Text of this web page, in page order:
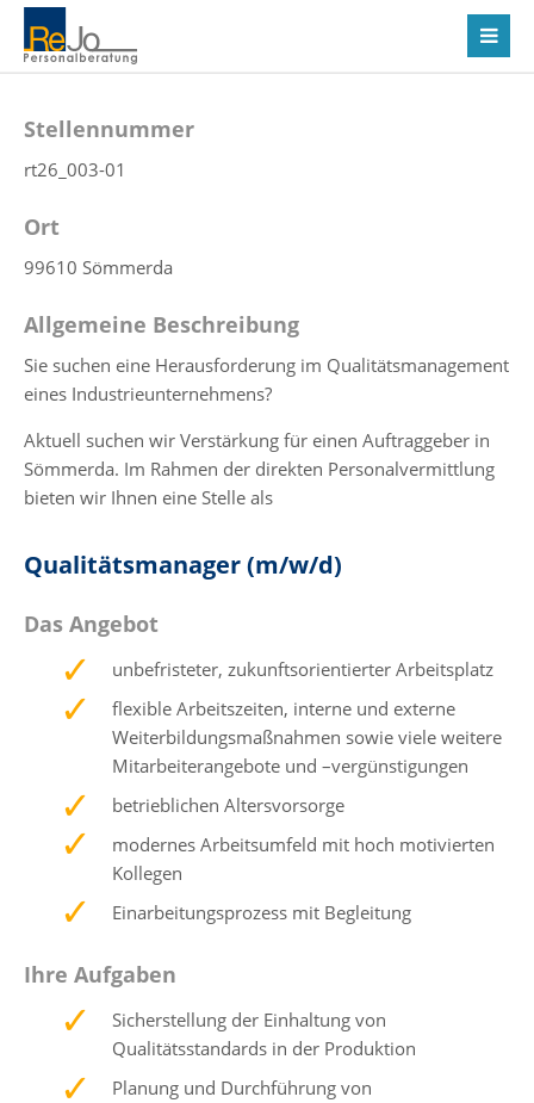
Stellennummer
rt26_003-01
Ort
99610 Sömmerda
Allgemeine Beschreibung
Sie suchen eine Herausforderung im Qualitätsmanagement
eines Industrieunternehmens?
Aktuell suchen wir Verstärkung für einen Auftraggeber in
Sömmerda. Im Rahmen der direkten Personalvermittlung
bieten wir Ihnen eine Stelle als
Qualitätsmanager (m/w/d)
Das Angebot
unbefristeter, zukunftsorientierter Arbeitsplatz
flexible Arbeitszeiten, interne und externe
Weiterbildungsmaßnahmen sowie viele weitere
Mitarbeiterangebote und –vergünstigungen
betrieblichen Altersvorsorge
modernes Arbeitsumfeld mit hoch motivierten
Kollegen
Einarbeitungsprozess mit Begleitung
Ihre Aufgaben
Sicherstellung der Einhaltung von
Qualitätsstandards in der Produktion
Planung und Durchführung von